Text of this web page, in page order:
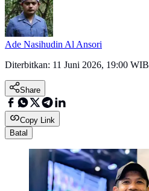
Ade Nasihudin Al Ansori
Diterbitkan: 11 Juni 2026, 19:00 WIB
Share
Copy Link
Batal